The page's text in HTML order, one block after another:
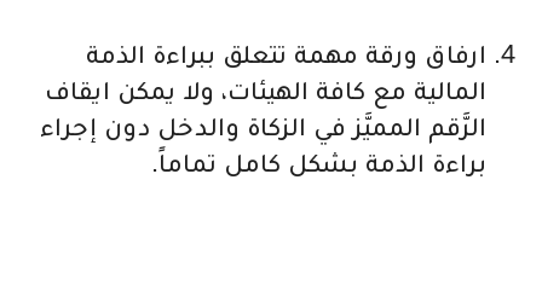
ارفاق ورقة مهمة تتعلق ببراءة الذمة
المالية مع كافة الهيئات، ولا يمكن ايقاف
الرَّقم المميَّز في الزكاة والدخل دون إجراء
براءة الذمة بشكل كامل تماماً.